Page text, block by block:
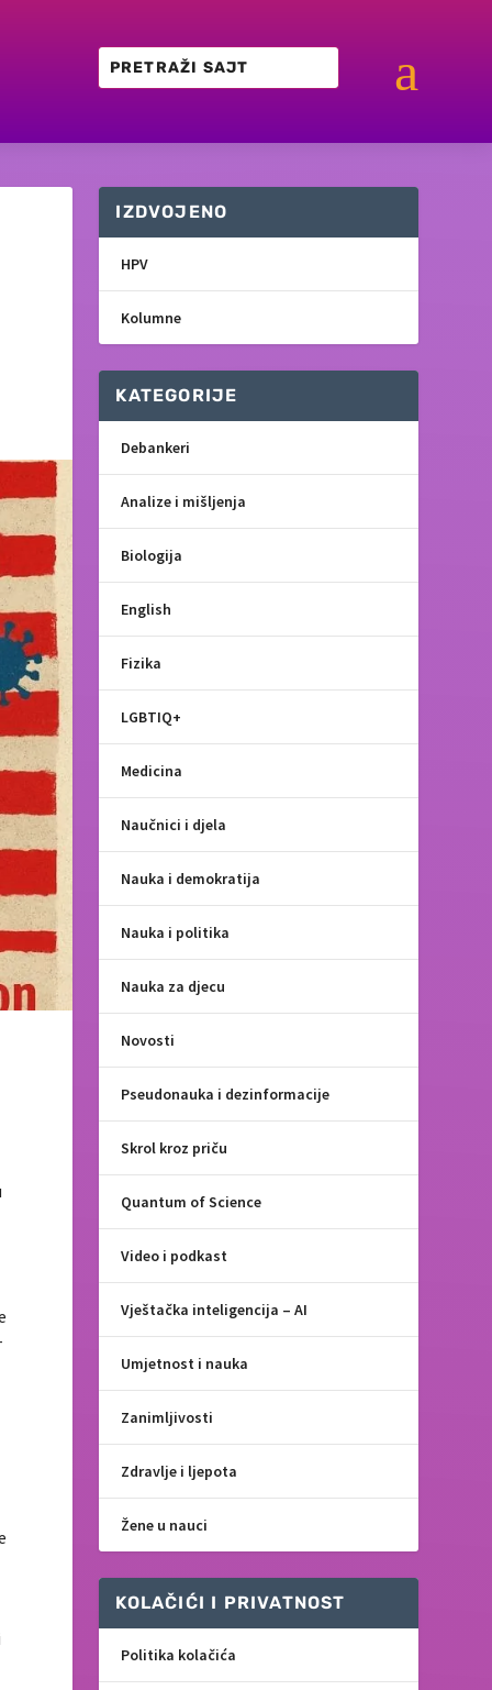
a
IZDVOJENO
HPV
Kolumne
KATEGORIJE
Debankeri
Analize i mišljenja
Biologija
English
Fizika
LGBTIQ+
Medicina
Naučnici i djela
Nauka i demokratija
Nauka i politika
Nauka za djecu
Novosti
Pseudonauka i dezinformacije
Skrol kroz priču
Quantum of Science
Video i podkast
Vještačka inteligencija – AI
Umjetnost i nauka
Zanimljivosti
Zdravlje i ljepota
Žene u nauci
KOLAČIĆI I PRIVATNOST
Politika kolačića